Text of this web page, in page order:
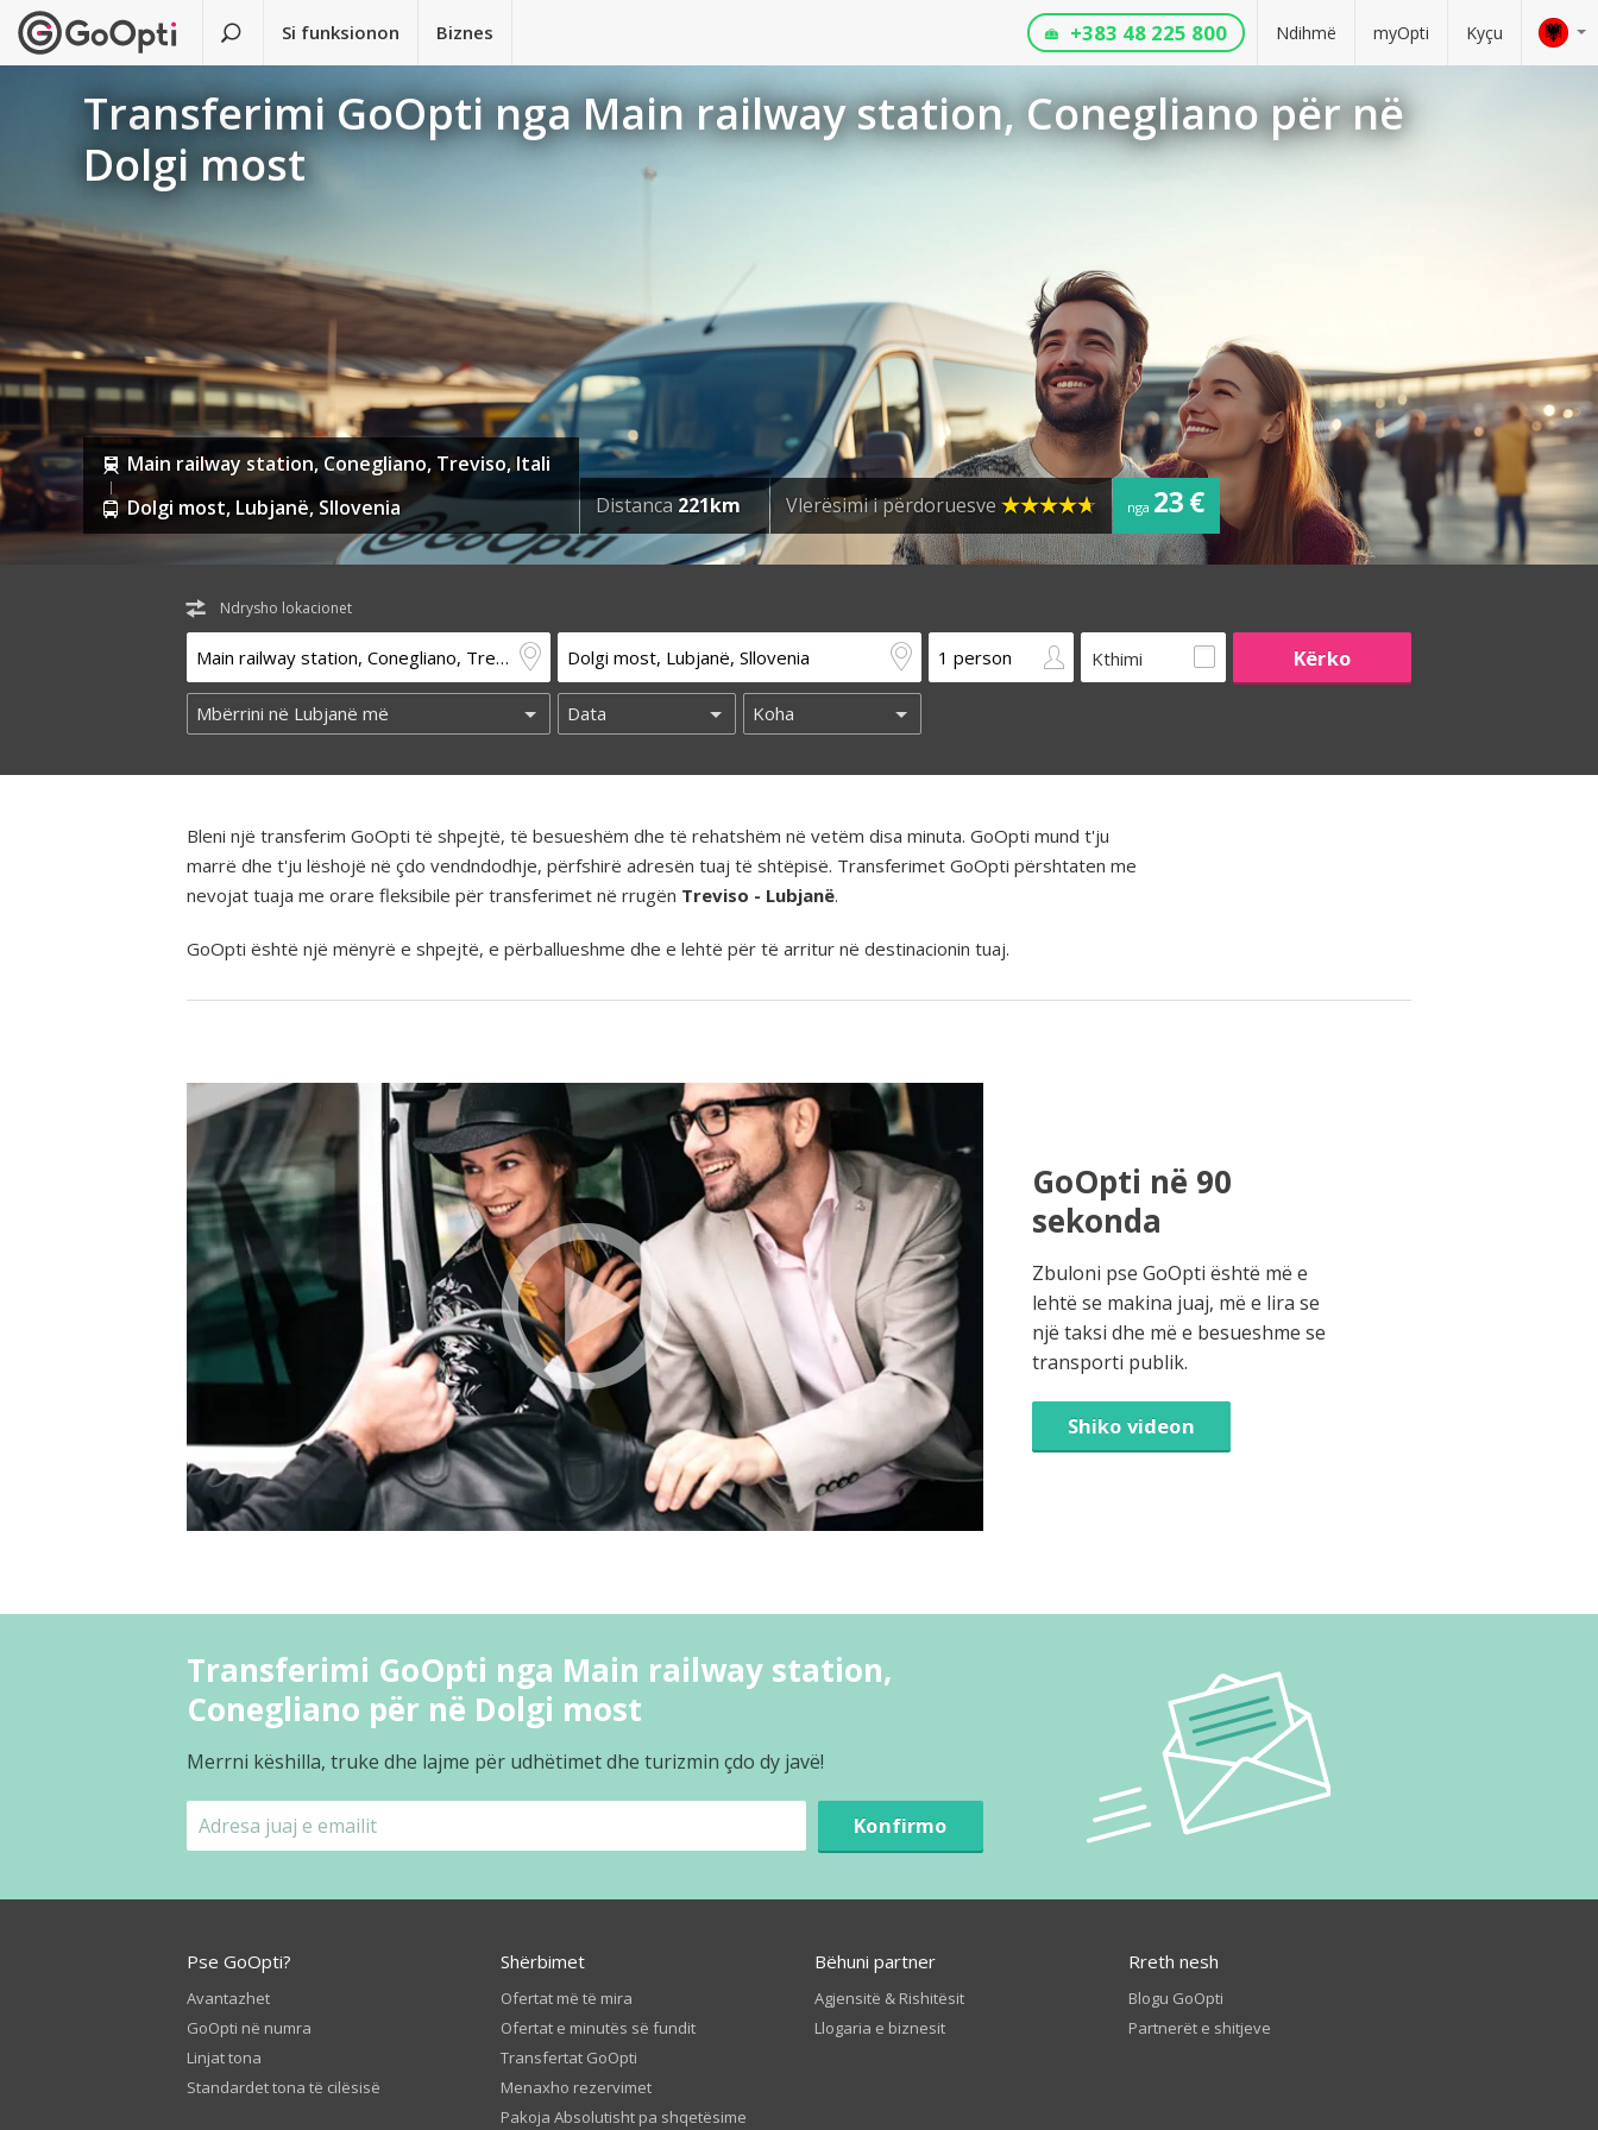
Si funksionon Biznes Ndihmë myOpti Kyçu
+383 48 225 800
Transferimi GoOpti nga Main railway station, Conegliano për në
Dolgi most
Main railway station, Conegliano, Treviso, Itali
Dolgi most, Lubjanë, Sllovenia
Distanca221km Vlerësimi i përdoruesve nga 23 €
Ndrysho lokacionet
Kthimi
Bleni një transferim GoOpti të shpejtë, të besueshëm dhe të rehatshëm në vetëm disa minuta. GoOpti mund t'ju
marrë dhe t'ju lëshojë në çdo vendndodhje, përfshirë adresën tuaj të shtëpisë. Transferimet GoOpti përshtaten me
nevojat tuaja me orare fleksibile për transferimet në rrugën Treviso - Lubjanë.
GoOpti është një mënyrë e shpejtë, e përballueshme dhe e lehtë për të arritur në destinacionin tuaj.
GoOpti në 90
sekonda
Zbuloni pse GoOpti është më e
lehtë se makina juaj, më e lira se
një taksi dhe më e besueshme se
transporti publik.
Shiko videon
Transferimi GoOpti nga Main railway station,
Conegliano për në Dolgi most
Merrni këshilla, truke dhe lajme për udhëtimet dhe turizmin çdo dy javë!
Konfirmo
Pse GoOpti?
Avantazhet
GoOpti në numra
Linjat tona
Standardet tona të cilësisë
Shërbimet
Ofertat më të mira
Ofertat e minutës së fundit
Transfertat GoOpti
Menaxho rezervimet
Pakoja Absolutisht pa shqetësime
Bëhuni partner
Agjensitë & Rishitësit
Llogaria e biznesit
Rreth nesh
Blogu GoOpti
Partnerët e shitjeve